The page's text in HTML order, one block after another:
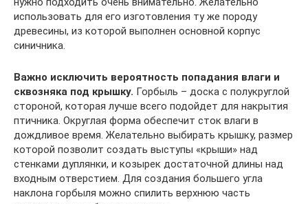
использовать для его изготовления ту же породу
древесины, из которой выполнен основной корпус
синичника.
Важно исключить вероятность попадания влаги и
сквозняка под крышку. Горбыль – доска с полукруглой
стороной, которая лучше всего подойдет для накрытия
птичника. Округлая форма обеспечит сток влаги в
дождливое время. Желательно выбирать крышку, размер
которой позволит создать выступы «крыши» над
стенками дуплянки, и козырек достаточной длины над
входным отверстием. Для создания большего угла
наклона горбыля можно спилить верхнюю часть